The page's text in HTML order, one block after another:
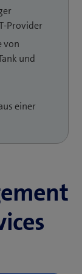
im
Provider
von
und
einer